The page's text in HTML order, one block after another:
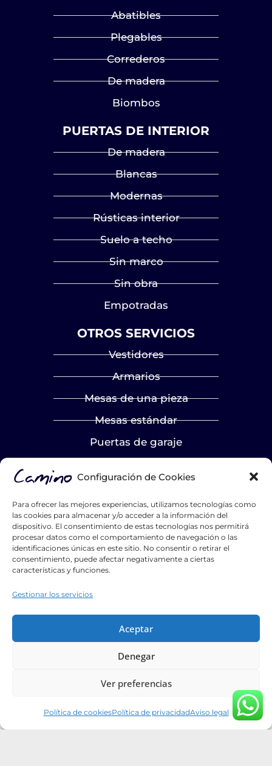
Configuración de Cookies
Para ofrecer las mejores experiencias, utilizamos tecnologías como
las cookies para almacenar y/o acceder a la información del
dispositivo. El consentimiento de estas tecnologías nos permitirá
procesar datos como el comportamiento de navegación o las
identificaciones únicas en este sitio. No consentir o retirar el
consentimiento, puede afectar negativamente a ciertas
características y funciones.
Gestionar los servicios
Aceptar
Denegar
Ver preferencias
Política de cookiesPolítica de privacidadAviso legal
Abatibles
Plegables
Correderos
De madera
Biombos
PUERTAS DE INTERIOR
De madera
Blancas
Modernas
Rústicas interior
Suelo a techo
Sin marco
Sin obra
Empotradas
OTROS SERVICIOS
Vestidores
Armarios
Mesas de una pieza
Mesas estándar
Puertas de garaje
LA EMPRESA
Proyectos
Blog
Contacto
Hazte distribuidor
List Title #2